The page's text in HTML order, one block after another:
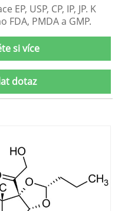
USP, CP, IP, JP. K
FDA, PMDA a GMP.
si více
dotaz